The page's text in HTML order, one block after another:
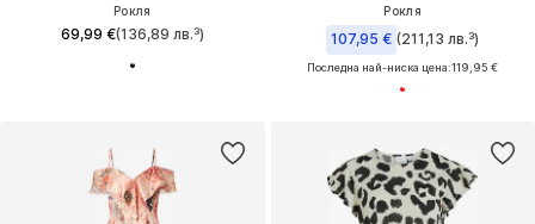
Рокля
69,99 €(136,89 лв.³)
Рокля
107,95 € (211,13 лв.³)
Последна най-ниска цена:119,95 €